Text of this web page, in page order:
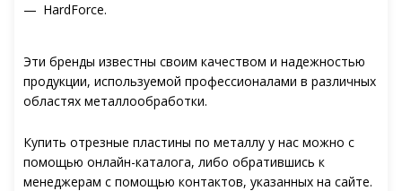
HardForce.
Эти бренды известны своим качеством и надежностью
продукции, используемой профессионалами в различных
областях металлообработки.
Купить отрезные пластины по металлу у нас можно с
помощью онлайн-каталога, либо обратившись к
менеджерам с помощью контактов, указанных на сайте.